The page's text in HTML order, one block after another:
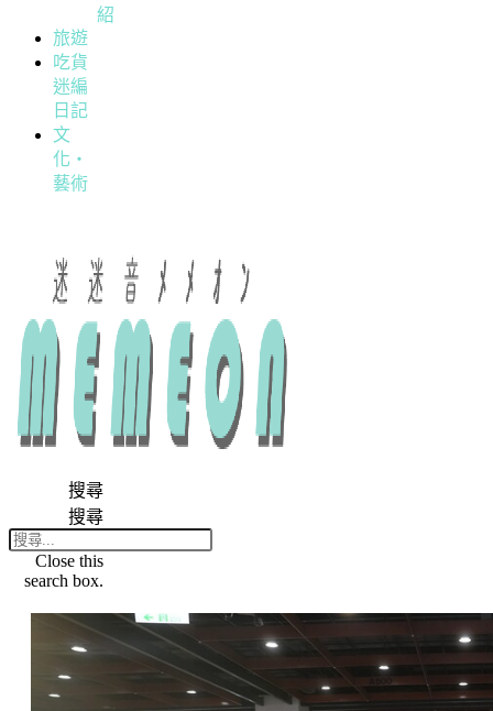
紹
旅遊
吃貨
迷編
日記
文
化・
藝術
搜尋
搜尋
Close this
search box.